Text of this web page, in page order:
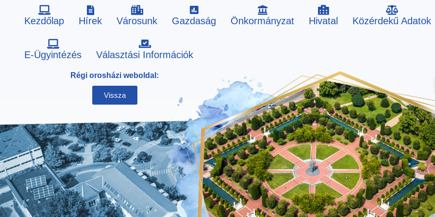
Kezdőlap Hírek Városunk Gazdaság Önkormányzat Hivatal Közérdekű Adatok
E-Ügyintézés Választási Információk
Régi orosházi weboldal:
Vissza